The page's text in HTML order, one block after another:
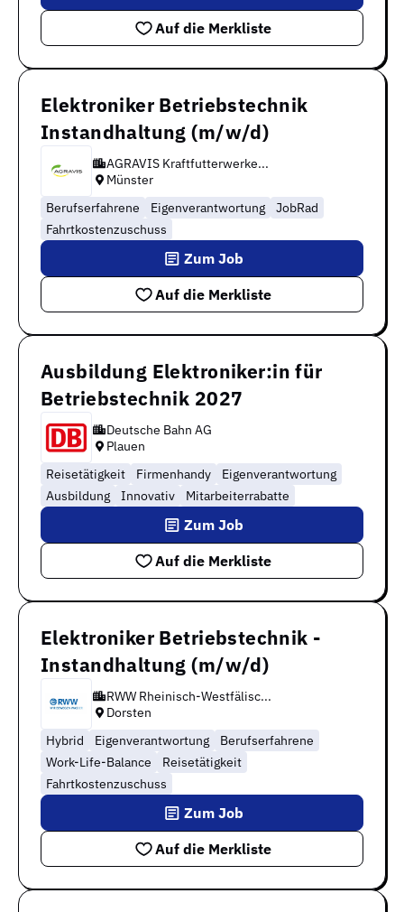
Auf die Merkliste
Elektroniker Betriebstechnik
Instandhaltung (m/w/d)
AGRAVIS Kraftfutterwerke...
Münster
Berufserfahrene
Eigenverantwortung
JobRad
Fahrtkostenzuschuss
Auf die Merkliste
Zum Job
Ausbildung Elektroniker:in für
Betriebstechnik 2027
Deutsche Bahn AG
Plauen
Reisetätigkeit
Firmenhandy
Eigenverantwortung
Ausbildung
Innovativ Mitarbeiterrabatte
Auf die Merkliste
Zum Job
Elektroniker Betriebstechnik -
Instandhaltung (m/w/d)
RWW Rheinisch-Westfälisc...
Dorsten
Hybrid
Eigenverantwortung
Berufserfahrene
Work-Life-Balance
Reisetätigkeit
Fahrtkostenzuschuss
Auf die Merkliste
Zum Job